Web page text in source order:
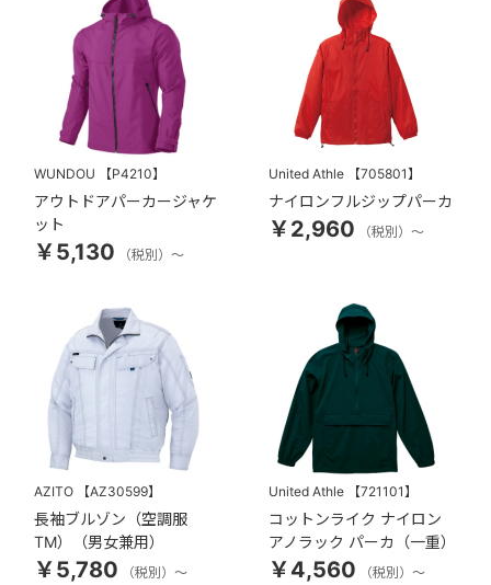
WUNDOU 【P4210】
アウトドアパーカージャケ
ット
￥5,130 （税別）～
United Athle 【705801】
ナイロンフルジップパーカ
￥2,960 （税別）～
AZITO 【AZ30599】
長袖ブルゾン（空調服
TM）（男女兼用）
￥5,780 （税別）～
United Athle 【721101】
コットンライク ナイロン
アノラック パーカ（一重）
￥4,560 （税別）～